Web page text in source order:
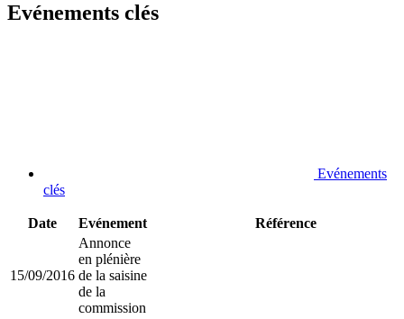
Evénements clés
Evénements
clés
Date Evénement Référence
15/09/2016
Annonce
en plénière
de la saisine
de la
commission